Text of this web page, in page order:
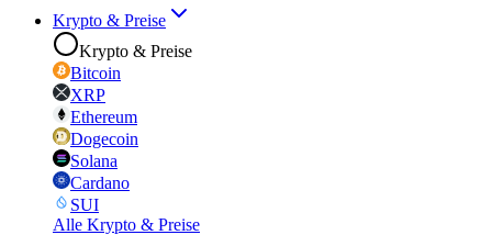
Krypto & Preise
Krypto & Preise
Bitcoin
XRP
Ethereum
Dogecoin
Solana
Cardano
SUI
Alle Krypto & Preise